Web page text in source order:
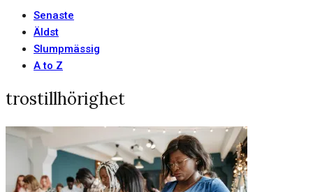
Senaste
Äldst
Slumpmässig
A to Z
trostillhörighet